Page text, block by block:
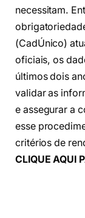
necessitam.
(CadÚnico)
oficiais, os
últimos dois
validar as
e assegurar a
esse
critérios de
CLIQUE AQUI